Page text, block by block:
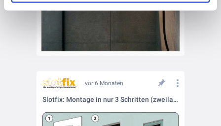
vor 6 Monaten
Slotfix: Montage in nur 3 Schritten (zweilagige Trockenbauwand)